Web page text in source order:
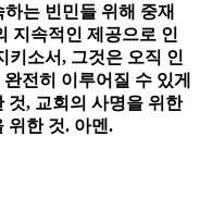
는 빈민들 위해 중재
지속적인 제공으로 인
키소서, 그것은 오직 인
전히 이루어질 수 있게
것, 교회의 사명을 위한
위한 것. 아멘.